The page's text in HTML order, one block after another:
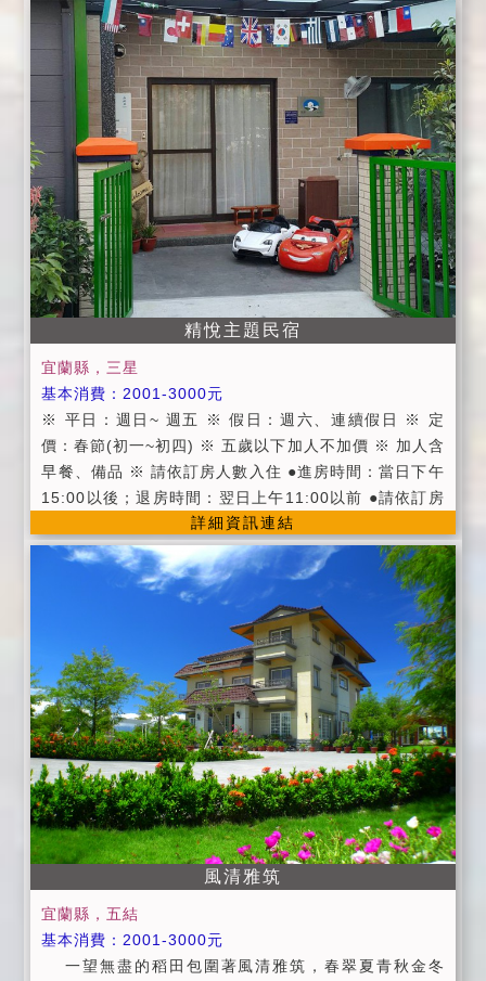
止上班上課， 將可辦理延期住宿，並將保留訂金三個
月， 並於期限內擇期住宿。 ※ 取消訂房訂金退還標
準：（依據消保會規定） 1.當日或春節期間取消訂房
者，恕不退還訂金。 2.於住宿前2日內取消訂房，退訂
金金額 20%。 3.於住宿前3~5日內取消訂房，退訂金金
額 30%。 4.於住宿前6~8日內取消訂房，退訂金金額 4
0%。 5.於住宿前9~11日內取消訂房，退訂金金額 5
0%。 6.於住宿前12~14日內取消訂房，退訂金金額 7
0%。 7.於住宿16日前取消訂房，退訂金全額。 ｛以上
事項請詳細閱覽，老車的家感謝您！｝
●提供盥洗用具 【匯款資訊】 ●請事先來電確認或預
約，訂房請於早上9:00至晚上10:00間來電。 ●經電話
訂房確認OK後，請於訂房後3日內匯訂金(房價的50%；
預訂春節期間請匯全額房價)，若於保留時間內未收到匯
款訂金， 則將取消訂房，並且不另行通知。 ●匯款後請
務必來電確認 ●我們於收到訂金後，將為您保留房間，
餘款到付。 ●非人為延期住宿，訂金保留三個月，期限
內擇期住宿。 ●如因人為因素取消訂房，訂金退還標
準： 預定住宿日前14日取消訂房，可退回全部訂金 預
定住宿日前10日至13日取消訂房者，可退回 70% 的訂
金 預定住宿日前7日至9日取消訂房者，可退回 50% 的
訂金 預定住宿日前4日至6日取消訂房者，可退回 40%
的訂金 預定住宿日前2日至3日取消訂房者，可退回 3
0% 的訂金 預定住宿日前1日取消訂房者，可退回 20%
的訂金 預定住宿日當天取消者，不退回訂金 【住宿叮
嚀】 ●請勿攜帶寵物入住。 ●屋內全面禁止抽菸、嚼檳
榔。 ●房間內全面禁止菸酒、嚼檳榔、烹煮食物。 ●個
人貴重物品請隨身攜帶並妥善保管，如有遺失恕不負
責。 ●入住時請出示身分證件，以供登記，並請繳清餘
額。 ●為維護住宿安寧，非包棟客人，晚間22：00過後
請降低音量，勿大聲喧嘩，避免影響其他旅客權益。 ●
為維護住宿品質，請依房型人數進住，如需加人，請事
先告知。 ●為保護旅客之隱私，謝絕所有非住宿旅客之
拜訪，不便之處敬請見諒。 ●屋內傢俱、電器、擺設器
具、備品為招待所財產，若有毀損或遺失，敬請照價賠
償。 ●匯款後若因故欲更改日期，請於7日前通知，可保
留房間三個月，否則訂金沒收、恕不另行通知。 ●如遇
颱風、地震等天災，交通因中斷，經當地縣政府或旅客
所在地政府發佈停止上班上課，方可 退還訂金或保留訂
金三個月並擇期入住。
精悅主題民宿
宜蘭縣，三星
基本消費：2001-3000元
※ 平日：週日~ 週五 ※ 假日：週六、連續假日 ※ 定
價：春節(初一~初四) ※ 五歲以下加人不加價 ※ 加人含
早餐、備品 ※ 請依訂房人數入住 ●進房時間：當日下午
15:00以後；退房時間：翌日上午11:00以前 ●請依訂房
人數入住，如需加人請事先告知 ●為維護住宿環境，民
宿及房間內請勿吸煙、飲酒、嚼檳榔， ●及請勿攜帶寵
物，不便處請見諒 ●個人貴重物品，請妥善保管，如有
遺失，恕不負責，敬請見諒! ‧ 提供活力早餐服務 ‧ 提
供免費WiFi(需自備電腦) ‧ 提供宜蘭縣景點旅遊資訊 ‧
附設寬廣停車空間 ‧ 提供烤肉場地 ‧ 提供自行車，
漫遊河岸及田園景觀 ‧ 羅東火車站/轉運站接送服務(1
7:00前) ‧ 提供代辦服務(服務項目) ‧ 代辦半日或一日
旅遊規劃 ‧ 代辦汽、機車租借 ‧ 代訂傳統藝術中心、
童玩節門票 ‧ 代訂宜蘭名產
詳細資訊連結
風清雅筑
宜蘭縣，五結
基本消費：2001-3000元
一望無盡的稻田包圍著風清雅筑，春翠夏青秋金冬